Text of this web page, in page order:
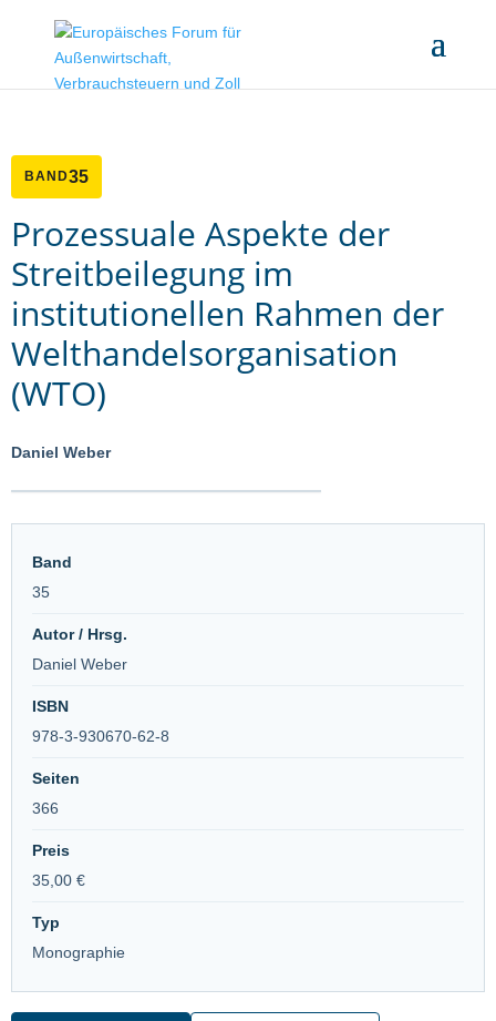
BAND35
Prozessuale Aspekte der
Streitbeilegung im
institutionellen Rahmen der
Welthandelsorganisation
(WTO)
Daniel Weber
Band
35
Autor / Hrsg.
Daniel Weber
ISBN
978-3-930670-62-8
Seiten
366
Preis
35,00 €
Typ
Monographie